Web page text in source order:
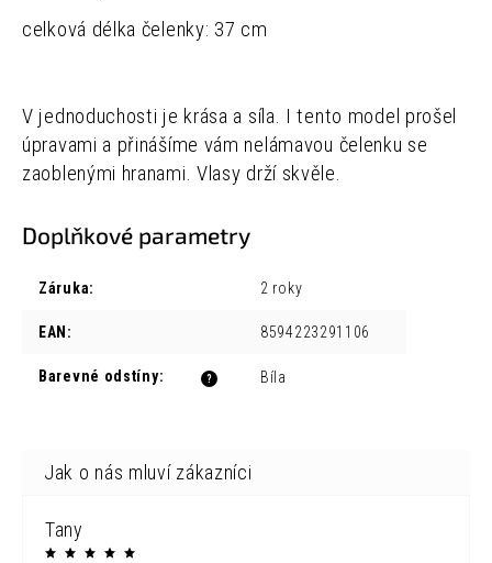
celková délka čelenky: 37 cm
V jednoduchosti je krása a síla. I tento model prošel
úpravami a přinášíme vám nelámavou čelenku se
zaoblenými hranami. Vlasy drží skvěle.
Doplňkové parametry
Záruka: 2 roky
EAN : 8594223291106
?
Barevné odstíny: Bíla
Tany